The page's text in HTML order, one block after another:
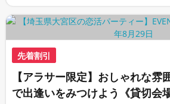
先着割引
【アラサー限定】おしゃれな雰
で出逢いをみつけよう《貸切会